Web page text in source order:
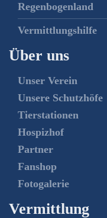
Regenbogenland
Vermittlungshilfe
Über uns
Unser Verein
Unsere Schutzhöfe
Tierstationen
Hospizhof
Partner
Fanshop
Fotogalerie
Vermittlung